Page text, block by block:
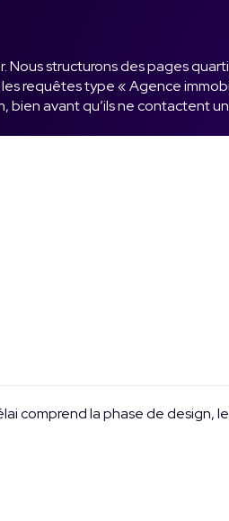
structurons des pages
requêtes type « Agence
bien avant qu’ils ne contactent
comprend la phase de design,